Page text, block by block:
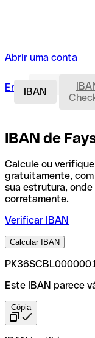
Abrir uma conta
Entrar Abrir uma
IBAN
IBAN de
Calcule ou
gratuitamente,
sua estrutura,
corretamente.
Verificar IBAN
Calcular IBAN
Este IBAN parece
Cópia